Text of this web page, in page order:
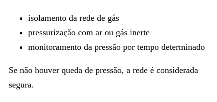
isolamento da rede de gás
pressurização com ar ou gás inerte
monitoramento da pressão por tempo determinado
Se não houver queda de pressão, a rede é considerada
segura.